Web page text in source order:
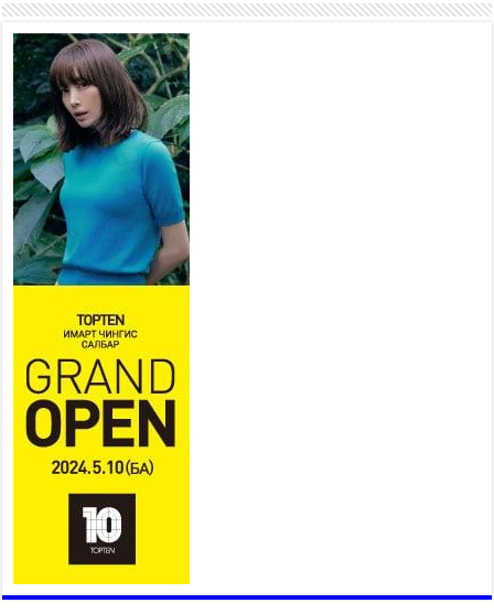
2026 оны 7 сар 15 / 11 цаг 22 минут
Наадмын амралтын өдрүүдэд
нийслэлийн эрүүл мэндийн
байгууллагууд дараах
хуваарийн дагуу ажиллана
2026 оны 7 сар 15 / 11 цаг 18 минут
Үндэсний их баяр наадам
эхэллээ
2026 оны 7 сар 15 / 11 цаг 14 минут
Үер усны аюулаас сэргийлж, нийслэлийн Онцгой
байдлын газрын 162 алба хаагч үүрэг гүйцэтгэж
байна
2026 оны 7 сар 15 / 11 цаг 07 минут
Үндэсний их сурын харваанд 850 харваач цэц
мэргэнээ сорьж байна
2026 оны 7 сар 15 / 11 цаг 03 минут
Төв цэнгэлдэхийн эргэн тойронд
2026 оны 7 сар 15 / 10 цаг 58 минут
Үндэсний их баяр наадмын шагайн харваа
насанд хүрэгчдийн багийн харваагаар
үргэлжилж байна
2026 оны 7 сар 15 / 10 цаг 52 минут
Үндэсний их баяр наадмын хүчит бөхийн